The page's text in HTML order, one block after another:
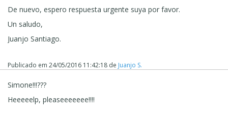
De nuevo, espero respuesta urgente suya por favor.
Un saludo,
Juanjo Santiago.
Publicado em 24/05/2016 11:42:18 de Juanjo S.
Simone!!!???
Heeeeelp, pleaseeeeeee!!!!